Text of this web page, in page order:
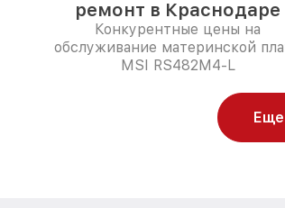
ремонт в Краснодаре
Конкурентные цены на
обслуживание материнской
MSI RS482M4-L